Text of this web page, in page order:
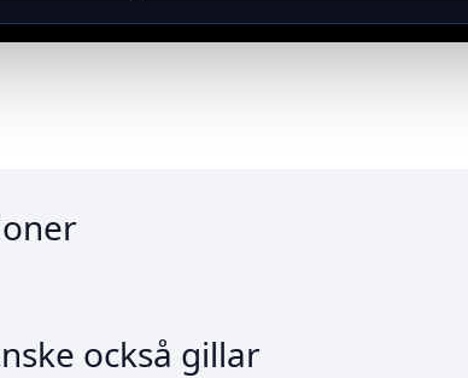
också gillar